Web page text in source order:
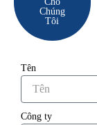
Chúng
Tôi
Tên
Công ty